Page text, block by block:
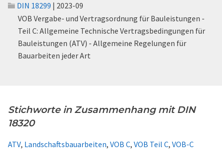
DIN 18299 | 2023-09
VOB Vergabe- und Vertragsordnung für Bauleistungen -
Teil C: Allgemeine Technische Vertragsbedingungen für
Bauleistungen (ATV) - Allgemeine Regelungen für
Bauarbeiten jeder Art
Stichworte in Zusammenhang mit DIN
18320
ATV, Landschaftsbauarbeiten, VOB C, VOB Teil C, VOB-C